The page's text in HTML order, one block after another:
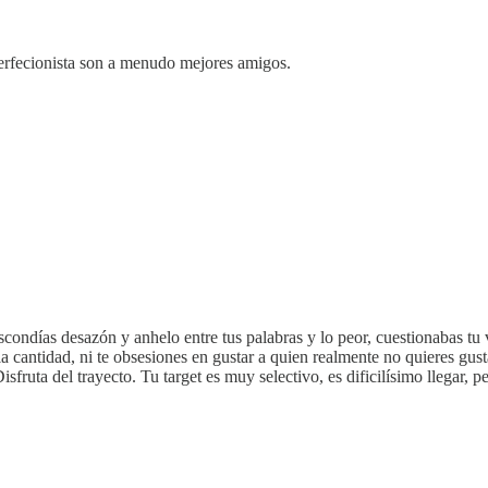
son a menudo mejores amigos.
desazón y anhelo entre tus palabras y lo peor, cuestionabas
cantidad, ni te obsesiones en gustar a quien realmente no quieres
del trayecto. Tu target es muy selectivo, es dificilísimo llegar,